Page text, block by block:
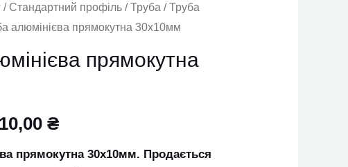
/ Стандартний профіль/Труба /Труба
алюмінієва прямокутна 30х10мм
прямокутна
₴
прямокутна 30х10мм. Продається